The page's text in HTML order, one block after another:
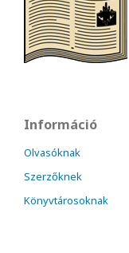
Információ
Olvasóknak
Szerzőknek
Könyvtárosoknak